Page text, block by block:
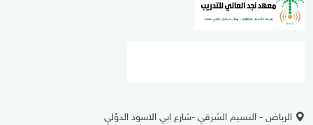
الرياض - النسيم الشرقي -شارع ابي الاسود الدؤلي